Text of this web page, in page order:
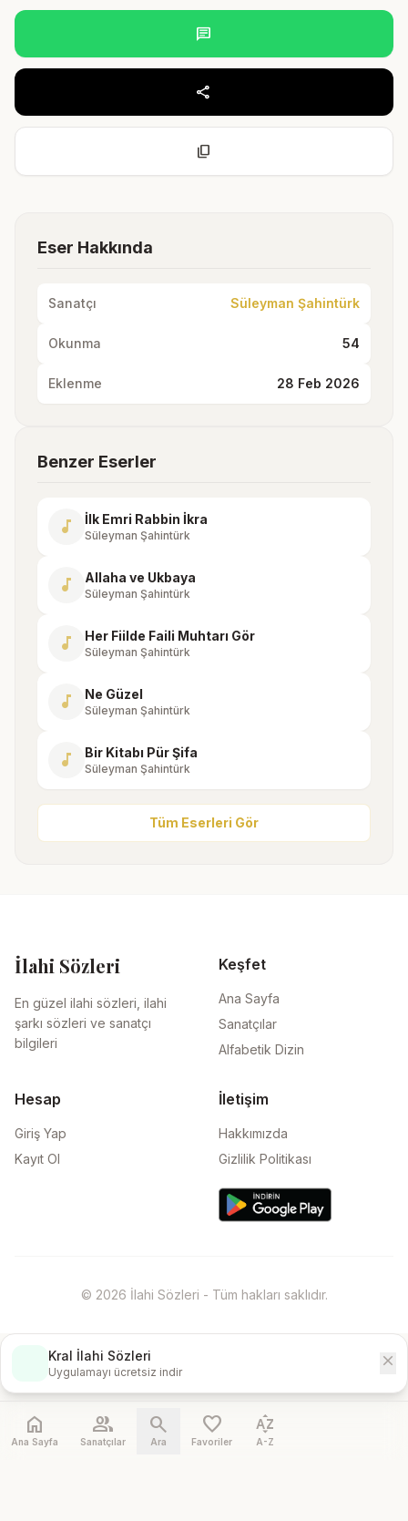
chat
share
content_copy
Eser Hakkında
Sanatçı Süleyman Şahintürk
Okunma 54
Eklenme 28 Feb 2026
Benzer Eserler
music_note İlk Emri Rabbin İkra
Süleyman Şahintürk
music_note Allaha ve Ukbaya
Süleyman Şahintürk
music_note Her Fiilde Faili Muhtarı Gör
Süleyman Şahintürk
music_note Ne Güzel
Süleyman Şahintürk
music_note Bir Kitabı Pür Şifa
Süleyman Şahintürk
Tüm Eserleri Gör
İlahi Sözleri
En güzel ilahi sözleri, ilahi
şarkı sözleri ve sanatçı
bilgileri
Keşfet
Ana Sayfa
Sanatçılar
Alfabetik Dizin
Hesap
Giriş Yap
Kayıt Ol
İletişim
Hakkımızda
Gizlilik Politikası
© 2026 İlahi Sözleri - Tüm hakları saklıdır.
Kral İlahi Sözleri
Uygulamayı ücretsiz indir
close
home
Ana Sayfa
people
Sanatçılar
search
Ara
favorite
Favoriler
sort_by_alpha
A-Z